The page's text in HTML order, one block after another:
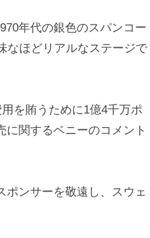
年代の銀色のスパンコー
なほどリアルなステージで
を賄うために1億4千万ポ
関するベニーのコメント
ンサーを敬遠し、スウェ